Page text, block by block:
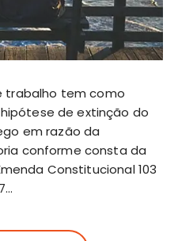
trabalho tem como
de extinção do
em razão da
conforme consta da
Constitucional 103